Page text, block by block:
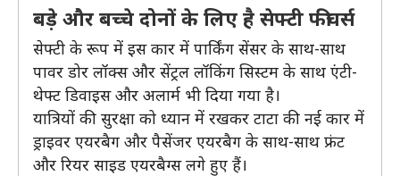
बड़े और बच्चे दोनों के लिए है सेफ्टी फीचर्स
सेफ्टी के रूप में इस कार में पार्किंग सेंसर के साथ-साथ
पावर डोर लॉक्स और सेंट्रल लॉकिंग सिस्टम के साथ एंटी-
थेफ्ट डिवाइस और अलार्म भी दिया गया है।
यात्रियों की सुरक्षा को ध्यान में रखकर टाटा की नई कार में
ड्राइवर एयरबैग और पैसेंजर एयरबैग के साथ-साथ फ्रंट
और रियर साइड एयरबैग्स लगे हुए हैं।